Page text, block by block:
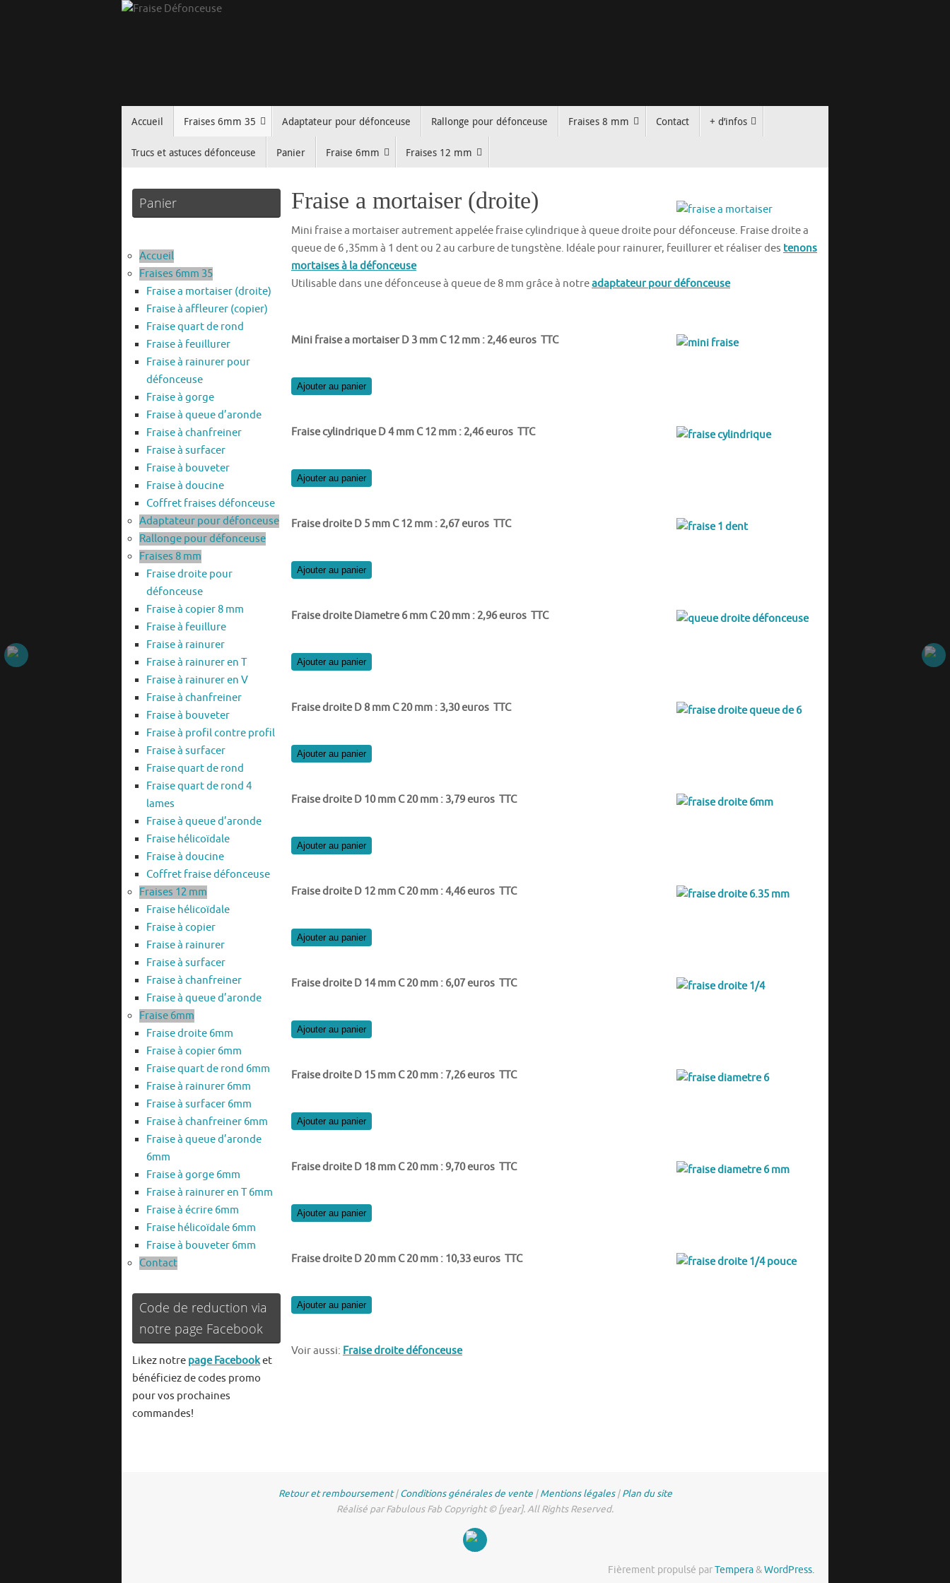
Accueil Fraises 6mm 35 Adaptateur pour défonceuse Rallonge pour défonceuse Fraises 8 mm Contact + d’infos
Trucs et astuces défonceuse Panier Fraise 6mm Fraises 12 mm
Fraise a mortaiser (droite)
Mini fraise a mortaiser autrement appelée fraise cylindrique à queue droite pour défonceuse. Fraise droite a
queue de 6 ,35mm à 1 dent ou 2 au carbure de tungstène. Idéale pour rainurer, feuillurer et réaliser des tenons
mortaises à la défonceuse
Utilisable dans une défonceuse à queue de 8 mm grâce à notreadaptateur pour défonceuse
Mini fraise a mortaiser D 3 mm C 12 mm : 2,46 euros TTC
Ajouter au panier
Fraise cylindrique D 4 mm C 12 mm : 2,46 euros TTC
Ajouter au panier
Fraise droite D 5 mm C 12 mm : 2,67 euros TTC
Ajouter au panier
Fraise droite Diametre 6 mm C 20 mm : 2,96 euros TTC
Ajouter au panier
Fraise droite D 8 mm C 20 mm : 3,30 euros TTC
Ajouter au panier
Fraise droite D 10 mm C 20 mm : 3,79 euros TTC
Ajouter au panier
Fraise droite D 12 mm C 20 mm : 4,46 euros TTC
Ajouter au panier
Fraise droite D 14 mm C 20 mm : 6,07 euros TTC
Ajouter au panier
Fraise droite D 15 mm C 20 mm : 7,26 euros TTC
Ajouter au panier
Fraise droite D 18 mm C 20 mm : 9,70 euros TTC
Ajouter au panier
Fraise droite D 20 mm C 20 mm : 10,33 euros TTC
Ajouter au panier
Voir aussi: Fraise droite défonceuse
Panier
Accueil
Fraises 6mm 35
Fraise a mortaiser (droite)
Fraise à affleurer (copier)
Fraise quart de rond
Fraise à feuillurer
Fraise à rainurer pour
défonceuse
Fraise à gorge
Fraise à queue d’aronde
Fraise à chanfreiner
Fraise à surfacer
Fraise à bouveter
Fraise à doucine
Coffret fraises défonceuse
Adaptateur pour défonceuse
Rallonge pour défonceuse
Fraises 8 mm
Fraise droite pour
défonceuse
Fraise à copier 8 mm
Fraise à feuillure
Fraise à rainurer
Fraise à rainurer en T
Fraise à rainurer en V
Fraise à chanfreiner
Fraise à bouveter
Fraise à profil contre profil
Fraise à surfacer
Fraise quart de rond
Fraise quart de rond 4
lames
Fraise à queue d’aronde
Fraise hélicoïdale
Fraise à doucine
Coffret fraise défonceuse
Fraises 12 mm
Fraise hélicoïdale
Fraise à copier
Fraise à rainurer
Fraise à surfacer
Fraise à chanfreiner
Fraise à queue d’aronde
Fraise 6mm
Fraise droite 6mm
Fraise à copier 6mm
Fraise quart de rond 6mm
Fraise à rainurer 6mm
Fraise à surfacer 6mm
Fraise à chanfreiner 6mm
Fraise à queue d’aronde
6mm
Fraise à gorge 6mm
Fraise à rainurer en T 6mm
Fraise à écrire 6mm
Fraise hélicoïdale 6mm
Fraise à bouveter 6mm
Contact
Code de reduction via
notre page Facebook
Likez notre page Facebooket
bénéficiez de codes promo
pour vos prochaines
commandes!
Retour et remboursement|Conditions générales de vente|Mentions légales|Plan du site
Réalisé par Fabulous Fab Copyright © [year]. All Rights Reserved.
Fièrement propulsé parTempera&WordPress.